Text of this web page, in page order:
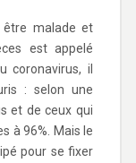
être malade et
est appelé
coronavirus, il
: selon une
et de ceux qui
à 96%. Mais le
pour se fixer